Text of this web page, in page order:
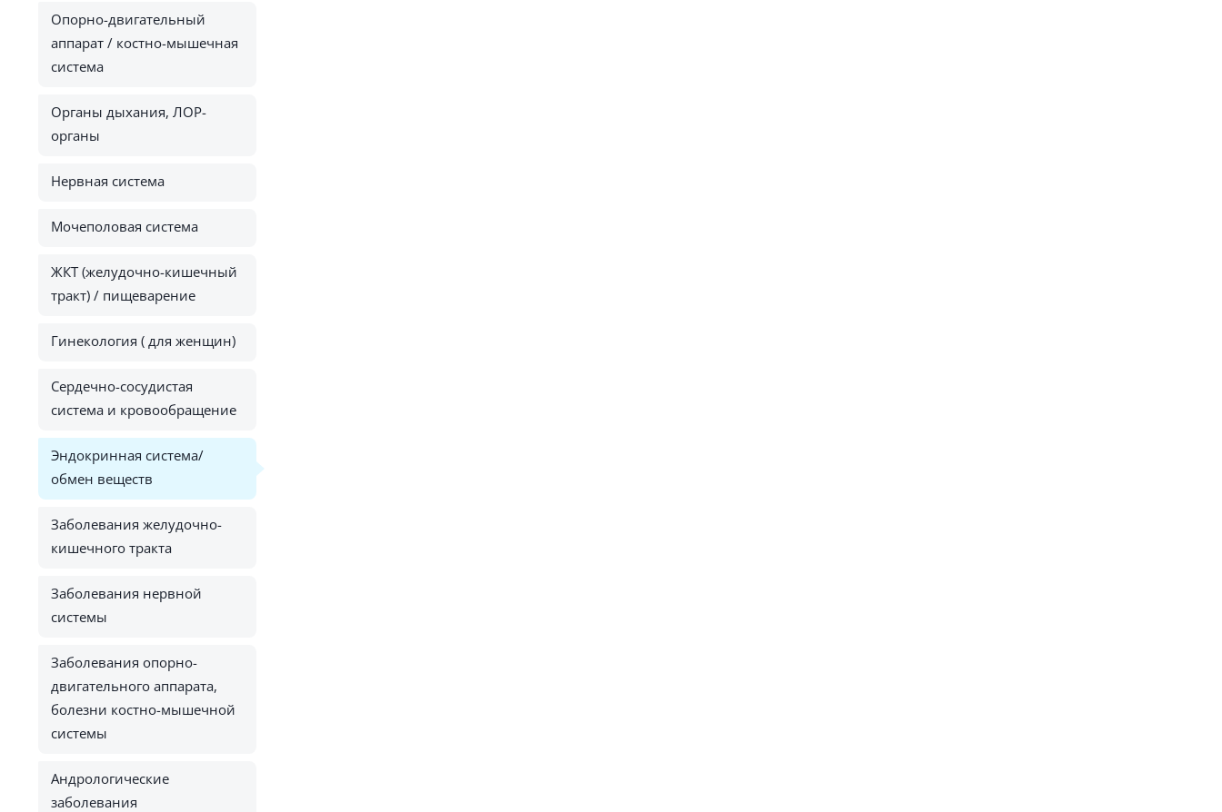
Опорно-двигательный
аппарат / костно-мышечная
система
Органы дыхания, ЛОР-
органы
Нервная система
Мочеполовая система
ЖКТ (желудочно-кишечный
тракт) / пищеварение
Гинекология ( для женщин)
Сердечно-сосудистая
система и кровообращение
Эндокринная система/
обмен веществ
Заболевания желудочно-
кишечного тракта
Заболевания нервной
системы
Заболевания опорно-
двигательного аппарата,
болезни костно-мышечной
системы
Андрологические
заболевания